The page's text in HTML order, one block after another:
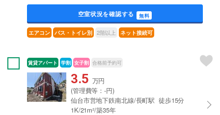
空室状況を確認する 無料
エアコン バス・トイレ別 2階以上 ネット接続可
賃貸アパート 学割 女子割 合格前予約可
3.5 万円
(管理費等：-円)
仙台市営地下鉄南北線/長町駅 徒歩15分
1K/21m²/築35年